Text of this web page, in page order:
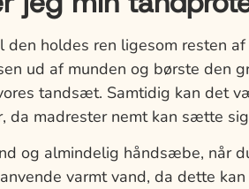
holdes ren ligesom resten
ud af munden og børste den
tandsæt. Samtidig kan det
da madrester nemt kan sætte
og almindelig håndsæbe, når
varmt vand, da dette